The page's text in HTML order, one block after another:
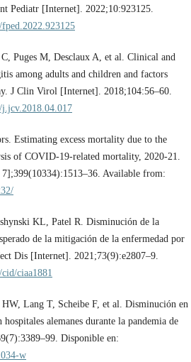
Pediatr [Internet]. 2022;10:923125.
Puges M, Desclaux A, et al. Clinical and
among adults and children and factors
J Clin Virol [Internet]. 2018;104:56–60.
Estimating excess mortality due to the
of COVID-19-related mortality, 2020-21.
Available from:
KL, Patel R. Disminución de la
de la mitigación de la enfermedad por
Dis [Internet]. 2021;73(9):e2807–9.
ciaa1881
Lang T, Scheibe F, et al. Disminución en
alemanes durante la pandemia de
Disponible en:
w